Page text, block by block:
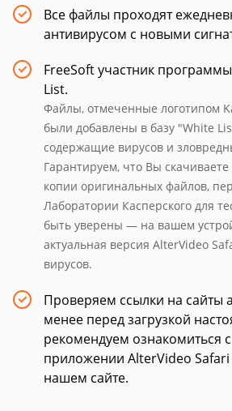
Все файлы проходят
антивирусом с новыми
FreeSoft участник
List.
Файлы, отмеченные логотипом
были добавлены в базу "White
содержащие вирусов и
Гарантируем, что Вы
копии оригинальных файлов,
Лаборатории Касперского для
быть уверены — на вашем
актуальная версия AlterVideo
вирусов.
Проверяем ссылки на сайты
менее перед загрузкой
рекомендуем ознакомиться
приложении AlterVideo
нашем сайте.